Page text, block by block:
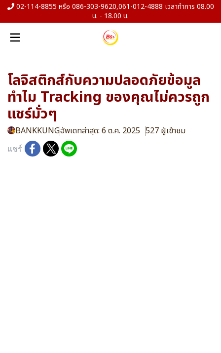
02-114-8855 หรือ 086-303-9620,061-012-4888 เวลาทำการ 08.00
น. - 18.00 น.
โลจิสติกส์กับความปลอดภัยข้อมูล
ทำไม Tracking ของคุณไม่ควรถูก
แชร์มั่วๆ
BANKKUNGอัพเดทล่าสุด: 6 ต.ค. 2025 527 ผู้เข้าชม
แชร์